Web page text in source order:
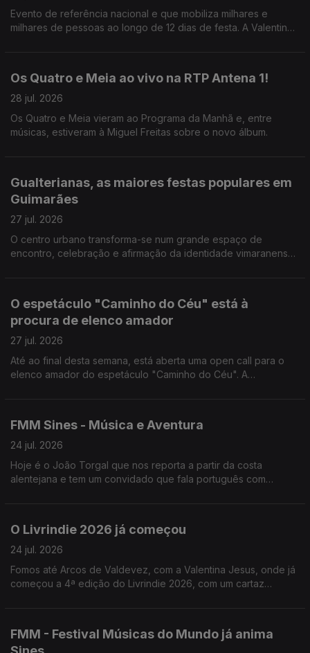
Evento de referência nacional e que mobiliza milhares e
milhares de pessoas ao longo de 12 dias de festa. A Valentina
Os Quatro e Meia ao vivo na RTP Antena 1!
28 jul. 2026
Os Quatro e Meia vieram ao Programa da Manhã e, entre
músicas, estiveram à Miguel Freitas sobre o novo álbum.
Gualterianas, as maiores festas populares em
Guimarães
27 jul. 2026
O centro urbano transforma-se num grande espaço de
encontro, celebração e afirmação da identidade vimaranense.
O espetáculo "Caminho do Céu" está à
procura de elenco amador
27 jul. 2026
Até ao final desta semana, está aberta uma open call para o
elenco amador do espetáculo "Caminho do Céu". A
FMM Sines - Música e Aventura
24 jul. 2026
Hoje é o João Torgal que nos reporta a partir da costa
alentejana e tem um convidado que fala português com
O Livrindie 2026 já começou
24 jul. 2026
Fomos até Arcos de Valdevez, com a Valentina Jesus, onde já
começou a 4ª edição do Livrindie 2026, com um cartaz
FMM - Festival Músicas do Mundo já anima